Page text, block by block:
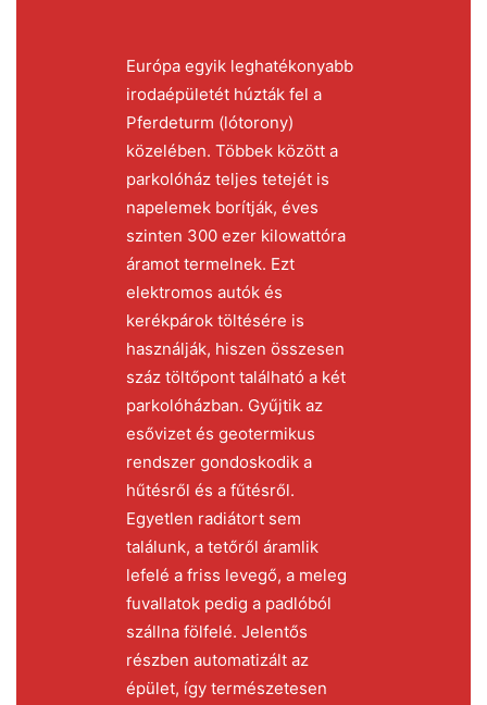
Európa egyik leghatékonyabb
irodaépületét húzták fel a
Pferdeturm (lótorony)
közelében. Többek között a
parkolóház teljes tetejét is
napelemek borítják, éves
szinten 300 ezer kilowattóra
áramot termelnek. Ezt
elektromos autók és
kerékpárok töltésére is
használják, hiszen összesen
száz töltőpont található a két
parkolóházban. Gyűjtik az
esővizet és geotermikus
rendszer gondoskodik a
hűtésről és a fűtésről.
Egyetlen radiátort sem
találunk, a tetőről áramlik
lefelé a friss levegő, a meleg
fuvallatok pedig a padlóból
szállna fölfelé. Jelentős
részben automatizált az
épület, így természetesen